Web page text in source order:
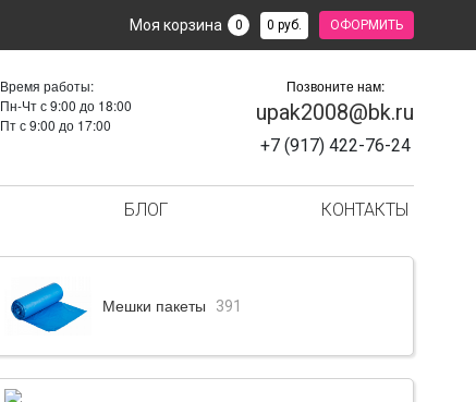
Моя корзина 0 0 руб. ОФОРМИТЬ
Время работы:
Пн-Чт с 9:00 до 18:00
Пт с 9:00 до 17:00
Позвоните нам:
upak2008@bk.ru
+7 (917) 422-76-24
БЛОГ КОНТАКТЫ
Мешки пакеты 391